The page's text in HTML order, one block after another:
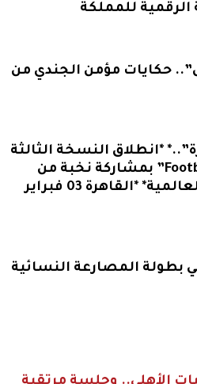
الرقمية للمملكة
حكايات مؤمن الجندي من
*انطلاق النسخة الثالثة
من “Football Access Summit” بمشاركة نخبة من
قادة صناعة كرة القدم العالمية* *القاهرة 03 فبراير
المصارعة النسائية